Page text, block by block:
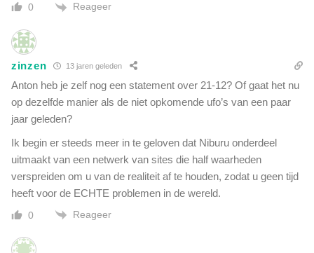
0 Reageer
zinzen 13 jaren geleden
Anton heb je zelf nog een statement over 21-12? Of gaat het nu
op dezelfde manier als de niet opkomende ufo’s van een paar
jaar geleden?
Ik begin er steeds meer in te geloven dat Niburu onderdeel
uitmaakt van een netwerk van sites die half waarheden
verspreiden om u van de realiteit af te houden, zodat u geen tijd
heeft voor de ECHTE problemen in de wereld.
0 Reageer